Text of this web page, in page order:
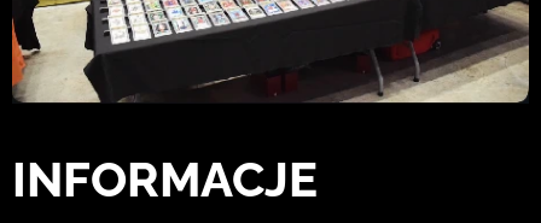
INFORMACJE